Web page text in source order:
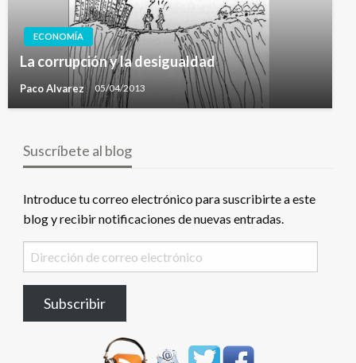
ECONOMÍA
La corrupción y la desigualdad
Paco Alvarez 05/04/2013
Suscríbete al blog
Introduce tu correo electrónico para suscribirte a este
blog y recibir notificaciones de nuevas entradas.
Dirección
de
electrónico
Subscribir